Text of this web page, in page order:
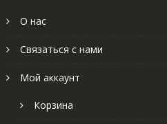
О нас
Связаться с нами
Мой аккаунт
Корзина